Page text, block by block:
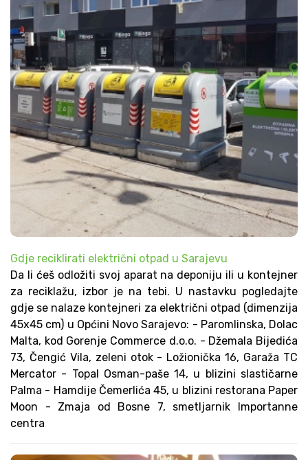
Gdje reciklirati električni otpad u Sarajevu
Da li ćeš odložiti svoj aparat na deponiju ili u kontejner
za reciklažu, izbor je na tebi. U nastavku pogledajte
gdje se nalaze kontejneri za električni otpad (dimenzija
45x45 cm) u Općini Novo Sarajevo: - Paromlinska, Dolac
Malta, kod Gorenje Commerce d.o.o. - Džemala Bijedića
73, Čengić Vila, zeleni otok - Ložionička 16, Garaža TC
Mercator - Topal Osman-paše 14, u blizini slastičarne
Palma - Hamdije Čemerlića 45, u blizini restorana Paper
Moon - Zmaja od Bosne 7, smetljarnik Importanne
centra